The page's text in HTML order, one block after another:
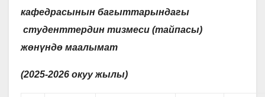
кафедрасынын багыттарындагы
студенттердин тизмеси (тайпасы)
жөнүндө маалымат
(2025-2026 окуу жылы)